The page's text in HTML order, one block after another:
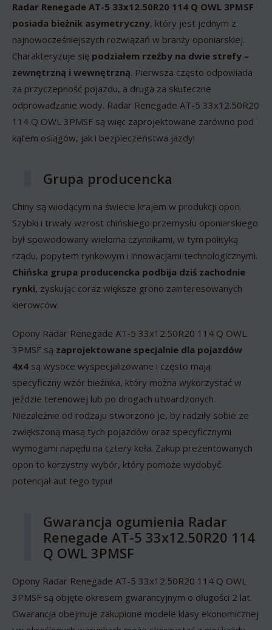
Radar Renegade AT-5 33x12.50R20 114 Q OWL 3PMSF
posiada bieżnik asymetryczny, który jest jednym z
najnowocześniejszych rozwiązań w branży oponiarskiej.
Charakteryzuje się podziałem rzeźby na dwie strefy –
zewnętrzną i wewnętrzną. Pierwsza często odpowiada
za przyczepność pojazdu, a druga za skuteczne
odprowadzanie wody. Radar Renegade AT-5 33x12.50R20
114 Q OWL 3PMSF są więc zaprojektowane zarówno pod
kątem osiągów, jak i bezpieczeństwa jazdy!
Grupa producencka
Chiny są wiodącym na świecie krajem w produkcji opon.
Szybki i trwały wzrost chińskiego przemysłu oponiarskiego
był spowodowany wieloma czynnikami, w tym polityką
rządu, popytem rynkowym i innowacjami technologicznymi.
Chińska grupa producencka podbija dziś zachodnie
rynki, zyskując coraz większe grono zainteresowanych
kierowców.
Opony Radar Renegade AT-5 33x12.50R20 114 Q OWL
3PMSF są zaprojektowane specjalnie dla pojazdów
4x4 są wysoce wyspecjalizowane i często mają
specyficzny wzór bieżnika, który można wykorzystać w
jeździe terenowej lub po drogach utwardzonych.
Niezależnie od rodzaju stworzono je, by radziły sobie ze
zwiększoną masą tych pojazdów oraz specyficznymi
wymogami napędu na cztery koła. Zakup prezentowanych
opon to korzystny wybór, który pomoże wydobyć
potencjał aut tego typu!
Gwarancja ogumienia Radar
Renegade AT-5 33x12.50R20 114
Q OWL 3PMSF
Opony Radar Renegade AT-5 33x12.50R20 114 Q OWL
3PMSF są objęte okresem gwarancyjnym o długości 2 lat.
Gwarancja obejmuje zakupione modele klasy ekonomicznej